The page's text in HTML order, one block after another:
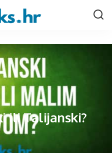
ili Talijanski?